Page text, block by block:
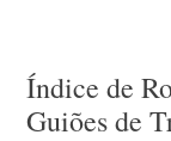
Índice de
Guiões de